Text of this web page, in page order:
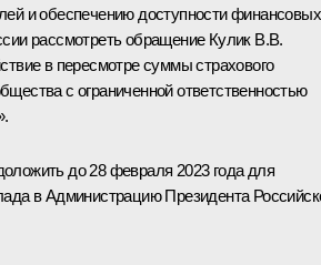
и обеспечению доступности финансовых
рассмотреть обращение Кулик В.В.
в пересмотре суммы страхового
с ограниченной ответственностью
до 28 февраля 2023 года для
в Администрацию Президента